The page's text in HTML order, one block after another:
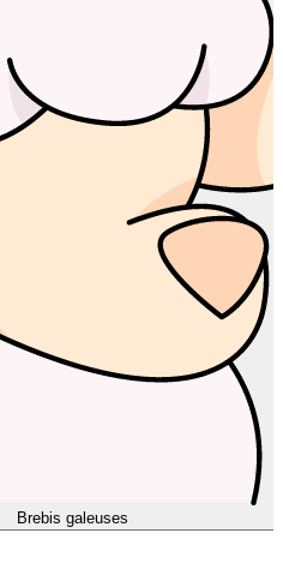
Brebis galeuses